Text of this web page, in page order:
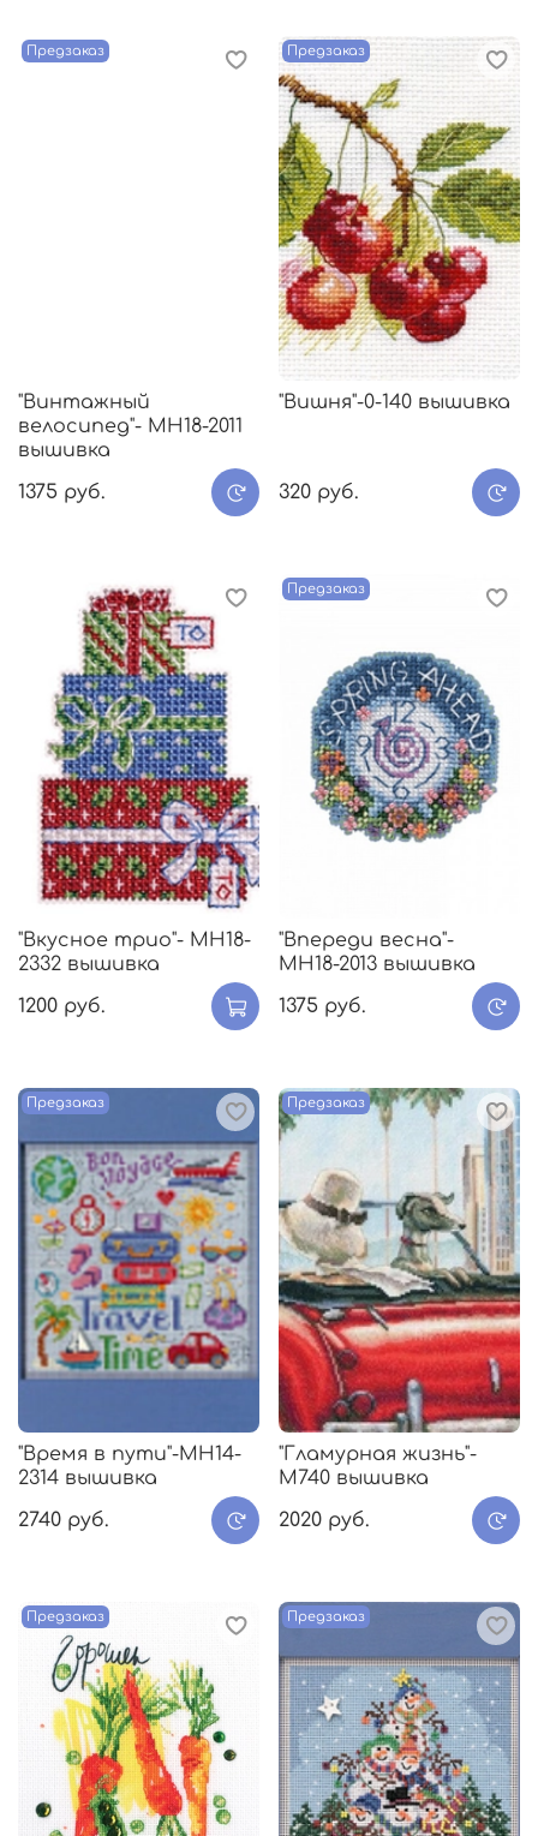
Предзаказ
"Винтажный
велосипед"- МH18-2011
вышивка
1375 руб.
Предзаказ
"Вишня"-0-140 вышивка
320 руб.
"Вкусное трио"- МH18-
2332 вышивка
1200 руб.
Предзаказ
"Впереди весна"-
МH18-2013 вышивка
1375 руб.
Предзаказ
"Время в пути"-MH14-
2314 вышивка
2740 руб.
Предзаказ
"Гламурная жизнь"-
M740 вышивка
2020 руб.
Предзаказ Предзаказ